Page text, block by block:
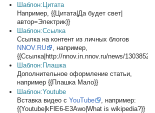
Шаблон:Цитата
Например, {{Цитата|Да будет свет|
автор=Электрик}}
Шаблон:Ссылка
Ссылка на контент из личных блогов
NNOV.RU
, например,
{{Ссылка|http://nnov.in.nnov.ru/news/
Шаблон:Плашка
Дополнительное оформление статьи,
например {{Плашка Мало}}
Шаблон:Youtube
Вставка видео с YouTube
, например:
{{Youtube|kFlE6-E3Awo|What is wikipedia?}}